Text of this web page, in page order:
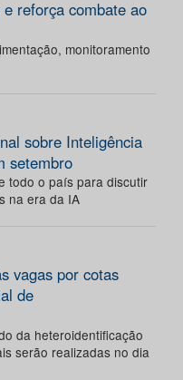
reforça combate ao
monitoramento
sobre Inteligência
setembro
todo o país para discutir
na era da IA
vagas por cotas
de
da heteroidentificação
serão realizadas no dia